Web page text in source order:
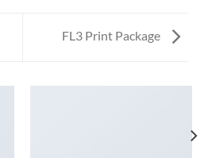
FL3 Print Package